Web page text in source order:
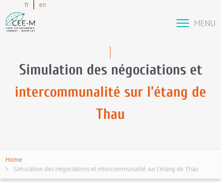
fr en
MENU
Simulation des négociations et
intercommunalité sur l’étang de
Thau
Home
Simulation des négociations et intercommunalité sur l’étang de Thau